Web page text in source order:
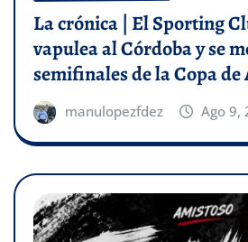
La crónica | El Sporting
vapulea al Córdoba y se
semifinales de la Copa
manulopezfdez Ago 9,